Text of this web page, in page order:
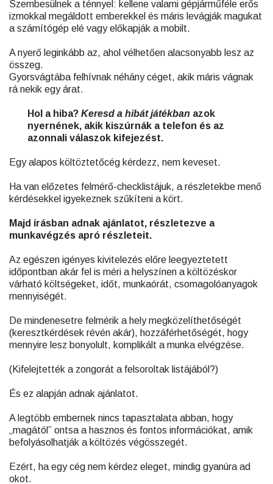
Szembesülnek a ténnyel: kellene valami gépjárműféle erős
izmokkal megáldott emberekkel és máris levágják magukat
a számítógép elé vagy előkapják a mobilt.
A nyerő leginkább az, ahol vélhetően alacsonyabb lesz az
összeg.
Gyorsvágtába felhívnak néhány céget, akik máris vágnak
rá nekik egy árat.
Hol a hiba? Keresd a hibát játékban azok
nyernének, akik kiszúrnák a telefon és az
azonnali válaszok kifejezést.
Egy alapos költöztetőcég kérdezz, nem keveset.
Ha van előzetes felmérő-checklistájuk, a részletekbe menő
kérdésekkel igyekeznek szűkíteni a kört.
Majd írásban adnak ajánlatot, részletezve a
munkavégzés apró részleteit.
Az egészen igényes kivitelezés előre leegyeztetett
időpontban akár fel is méri a helyszínen a költözéskor
várható költségeket, időt, munkaórát, csomagolóanyagok
mennyiségét.
De mindenesetre felmérik a hely megközelíthetőségét
(keresztkérdések révén akár), hozzáférhetőségét, hogy
mennyire lesz bonyolult, komplikált a munka elvégzése.
(Kifelejtették a zongorát a felsoroltak listájából?)
És ez alapján adnak ajánlatot.
A legtöbb embernek nincs tapasztalata abban, hogy
„magától” ontsa a hasznos és fontos információkat, amik
befolyásolhatják a költözés végösszegét.
Ezért, ha egy cég nem kérdez eleget, mindig gyanúra ad
okot.